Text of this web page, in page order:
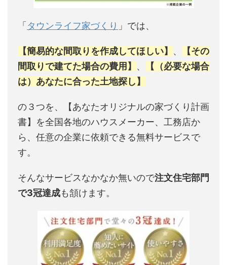
「 タウンライフ家づくり 」では、
【簡易的な間取りを作成してほしい】 、
【その
間取りで建てた場合の費用】 、
【（必要な場合
は）あなたに合った土地探し】
の３つを、【あなたオリジナルの家づくり計画
書】を全国各地のハウスメーカー、工務店か
ら、任意の企業に依頼できる無料サービスで
す。
そんなサービスなかなか無いので注文住宅部門
で3冠達成も頷けます。